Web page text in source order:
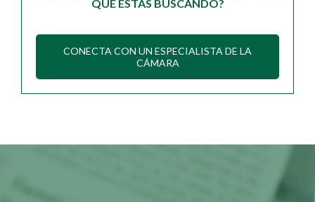
QUE ESTÁS BUSCANDO?
CONECTA CON UN ESPECIALISTA DE LA
CÁMARA